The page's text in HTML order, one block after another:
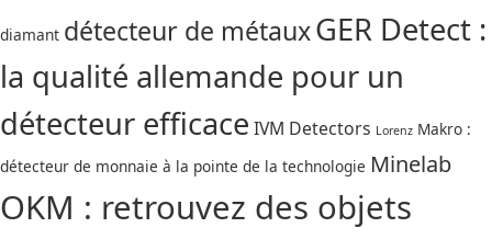
diamant détecteur de métauxGER Detect :
la qualité allemande pour un
détecteur efficace IVM Detectors Lorenz Makro :
détecteur de monnaie à la pointe de la technologie Minelab
OKM : retrouvez des objets